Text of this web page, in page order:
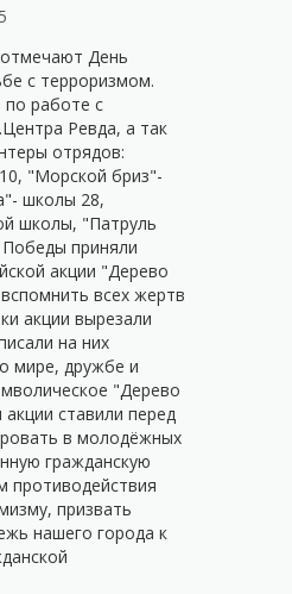
День
с терроризмом.
работе с
Ревда, а так
отрядов:
"Морской бриз"-
школы 28,
школы, "Патруль
приняли
акции "Дерево
всех жертв
акции вырезали
на них
мире, дружбе и
"Дерево
ставили перед
в молодёжных
гражданскую
противодействия
призвать
нашего города к